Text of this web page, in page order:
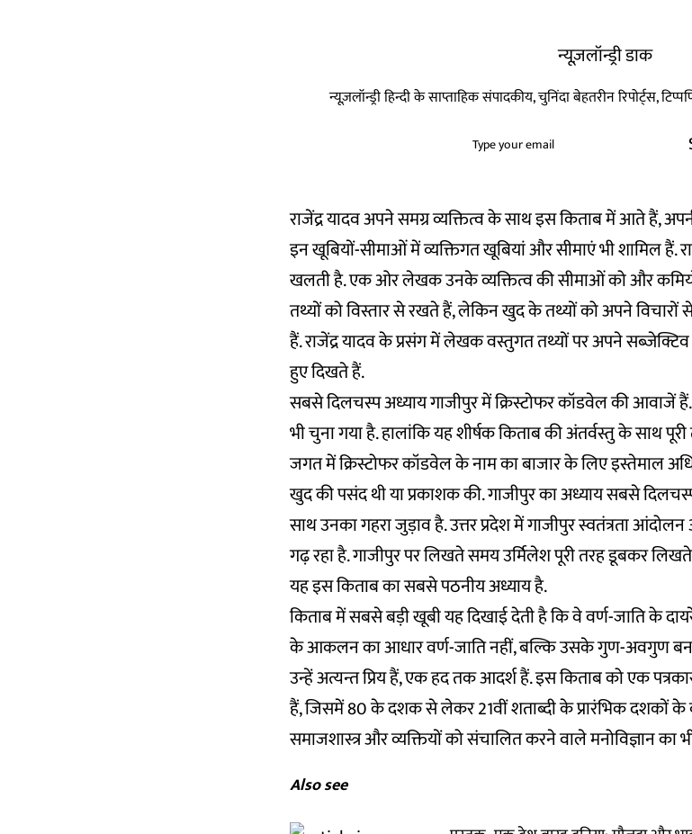
न्यूज़लॉन्ड्री डाक
न्यूज़लॉन्ड्री हिन्दी के साप्ताहिक संपादकीय, चुनिंदा बेहतरीन रिपोर्ट्स,
राजेंद्र यादव अपने समग्र व्यक्तित्व के साथ इस किताब में आते हैं,
इन खूबियों-सीमाओं में व्यक्तिगत खूबियां और सीमाएं भी शामिल हैं.
खलती है. एक ओर लेखक उनके व्यक्तित्व की सीमाओं को और
तथ्यों को विस्तार से रखते हैं, लेकिन खुद के तथ्यों को अपने
हैं. राजेंद्र यादव के प्रसंग में लेखक वस्तुगत तथ्यों पर अपने
हुए दिखते हैं.
सबसे दिलचस्प अध्याय गाजीपुर में क्रिस्टोफर कॉडवेल की आवाजें
भी चुना गया है. हालांकि यह शीर्षक किताब की अंतर्वस्तु के साथ
जगत में क्रिस्टोफर कॉडवेल के नाम का बाजार के लिए इस्तेमाल
खुद की पसंद थी या प्रकाशक की. गाजीपुर का अध्याय सबसे
साथ उनका गहरा जुड़ाव है. उत्तर प्रदेश में गाजीपुर स्वतंत्रता
गढ़ रहा है. गाजीपुर पर लिखते समय उर्मिलेश पूरी तरह डूबकर
यह इस किताब का सबसे पठनीय अध्याय है.
किताब में सबसे बड़ी खूबी यह दिखाई देती है कि वे वर्ण-जाति के
के आकलन का आधार वर्ण-जाति नहीं, बल्कि उसके गुण-अवगुण
उन्हें अत्यन्त प्रिय हैं, एक हद तक आदर्श हैं. इस किताब को एक
हैं, जिसमें 80 के दशक से लेकर 21वीं शताब्दी के प्रारंभिक दशकों के
समाजशास्त्र और व्यक्तियों को संचालित करने वाले मनोविज्ञान का
Also see